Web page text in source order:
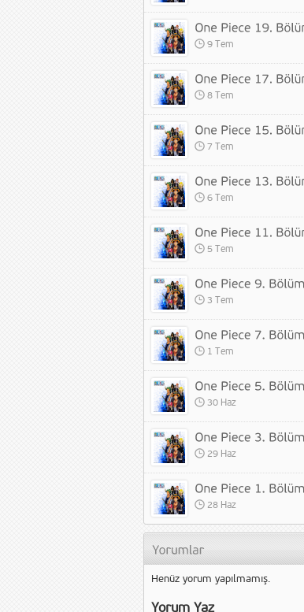
9 Tem
8 Tem
7 Tem
6 Tem
5 Tem
3 Tem
1 Tem
30 Haz
29 Haz
28 Haz
Henüz yorum yapılmamış.
Yorum Yaz